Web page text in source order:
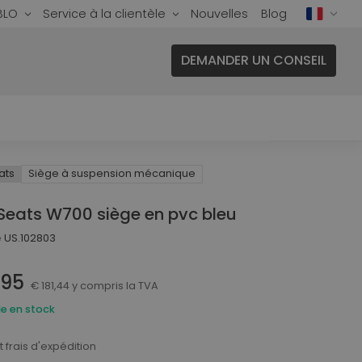
DEMANDER UN CONSEIL
En plus de nos produits haut de
publics
Sièges pour Navire
Systèmes de sécurité
Service à la clientèle Nouvelles Blog
Siège à suspension mécanique
W700 siège en pvc bleu
US.102803
€ 181,44 y compris la TVA
en stock
frais d'expédition